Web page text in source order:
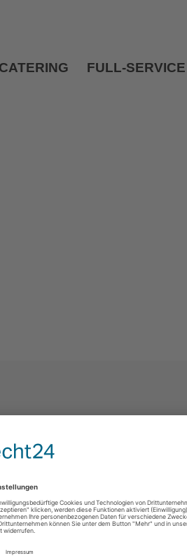
CATERING FULL-SERVICE
FÜR EVENT
erreichen Sie +100
erhalten Sie